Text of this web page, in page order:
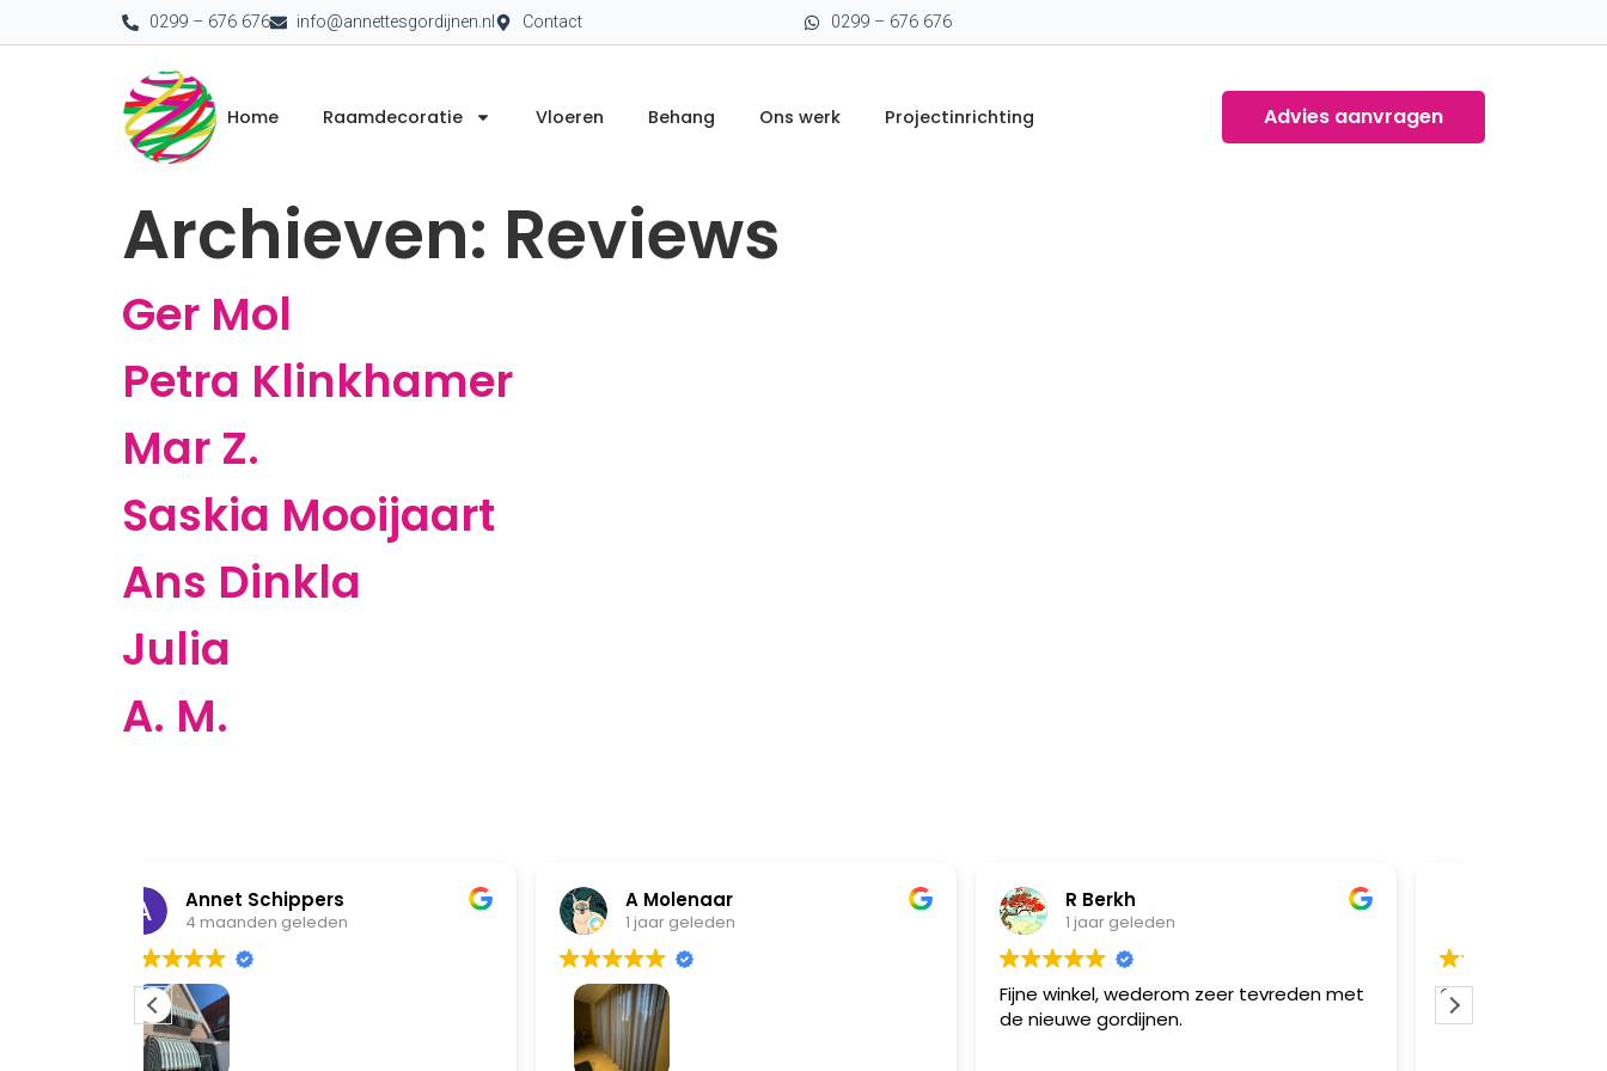
0299 – 676 676 info@annettesgordijnen.nl Contact 0299 – 676 676
Home Raamdecoratie Vloeren Behang Ons werk Projectinrichting Advies aanvragen
Archieven: Reviews
Ger Mol
Petra Klinkhamer
Mar Z.
Saskia Mooijaart
Ans Dinkla
Julia
A. M.
A Molenaar
Fijne winkel, wederom zeer tevreden met
Geweldige service, mooie winkel